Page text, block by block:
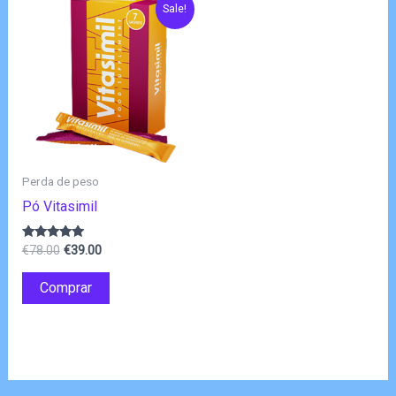
Sale!
Perda de peso
Pó Vitasimil
Avaliação
de 5
€78.00 O
original
era:
€39.00O
Comprar